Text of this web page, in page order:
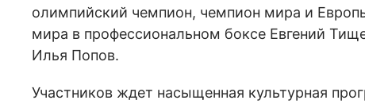
олимпийский чемпион, чемпион мира и
мира в профессиональном боксе Евгений
Илья Попов.
Участников ждет насыщенная культурная